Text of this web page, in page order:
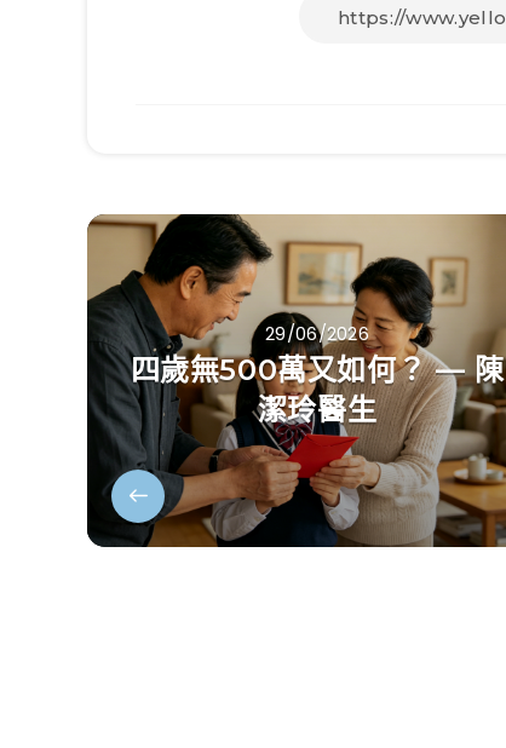
29/06/2026
四歲無500萬又如何？ — 陳
潔玲醫生